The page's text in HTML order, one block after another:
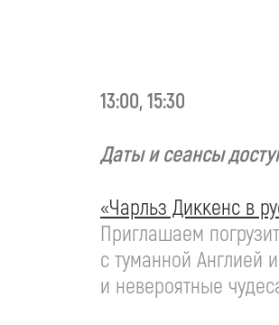
13:00, 15:30
Даты и сеансы
«Чарльз Диккенс в
Приглашаем
с туманной Англией
и невероятные